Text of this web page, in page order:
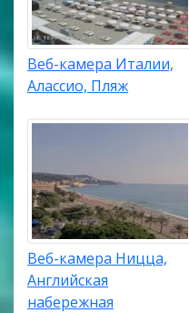
Веб-камера Италии,
Алассио, Пляж
Веб-камера Ницца,
Английская
набережная